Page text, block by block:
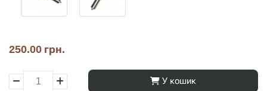
250.00 грн.
У кошик